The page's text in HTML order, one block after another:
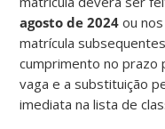
agosto de 2024 ou
matrícula
cumprimento no prazo
vaga e a substituição
imediata na lista de